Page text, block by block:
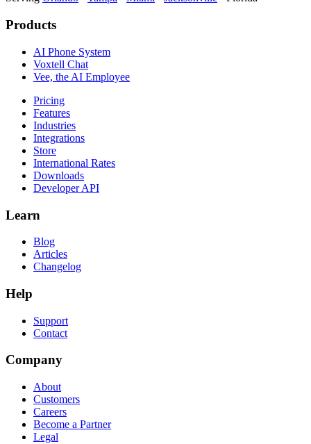
Products
AI Phone System
Voxtell Chat
Vee, the AI Employee
Pricing
Features
Industries
Integrations
Store
International Rates
Downloads
Developer API
Learn
Blog
Articles
Changelog
Help
Support
Contact
Company
About
Customers
Careers
Become a Partner
Legal